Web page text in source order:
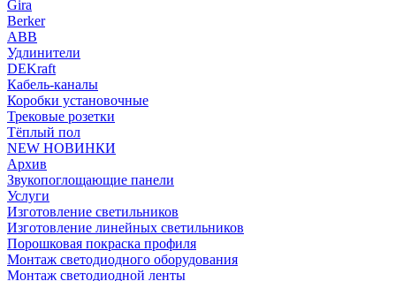
Gira
Berker
ABB
Удлинители
DEKraft
Кабель-каналы
Коробки установочные
Трековые розетки
Тёплый пол
NEW НОВИНКИ
Архив
Звукопоглощающие панели
Услуги
Изготовление светильников
Изготовление линейных светильников
Порошковая покраска профиля
Монтаж светодиодного оборудования
Монтаж светодиодной ленты